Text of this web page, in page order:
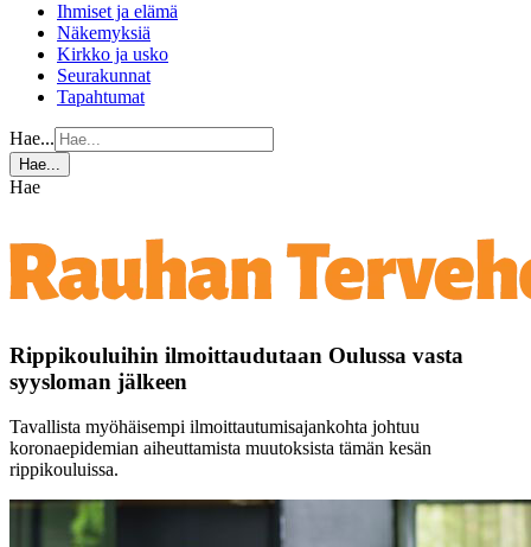
Ihmiset ja elämä
Näkemyksiä
Kirkko ja usko
Seurakunnat
Tapahtumat
Hae...
Hae...
Hae
Rippikouluihin ilmoittaudutaan Oulussa vasta
syysloman jälkeen
Tavallista myöhäisempi ilmoittautumisajankohta johtuu
koronaepidemian aiheuttamista muutoksista tämän kesän
rippikouluissa.